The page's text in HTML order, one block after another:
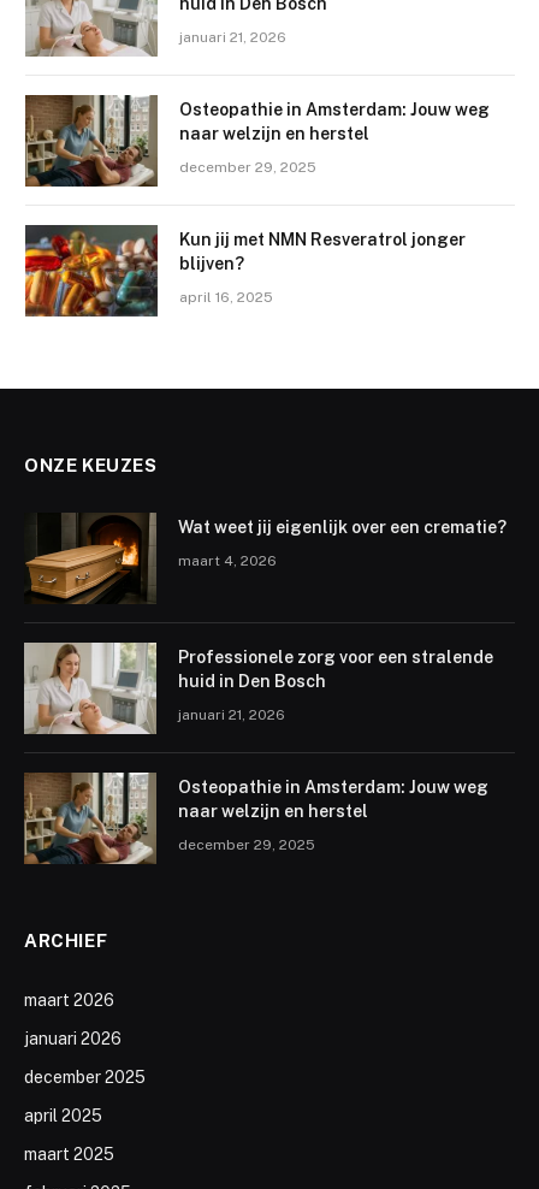
januari 21, 2026
Osteopathie in Amsterdam: Jouw weg
naar welzijn en herstel
december 29, 2025
Kun jij met NMN Resveratrol jonger
blijven?
april 16, 2025
ONZE KEUZES
Wat weet jij eigenlijk over een crematie?
maart 4, 2026
Professionele zorg voor een stralende
huid in Den Bosch
januari 21, 2026
Osteopathie in Amsterdam: Jouw weg
naar welzijn en herstel
december 29, 2025
ARCHIEF
maart 2026
januari 2026
december 2025
april 2025
maart 2025